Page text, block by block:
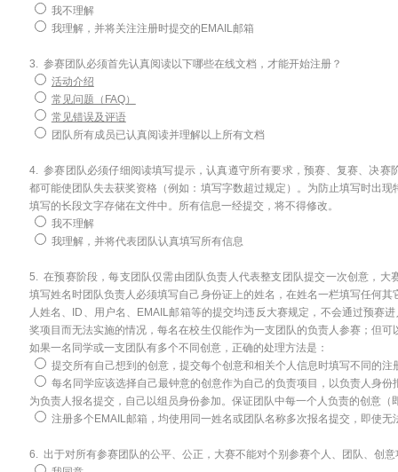
我不理解
我理解，并将关注注册时提交的EMAIL邮箱
3. 参赛团队必须首先认真阅读以下哪些在线文档，才能开始注册？
活动介绍
常见问题（FAQ）
常见错误及评语
团队所有成员已认真阅读并理解以上所有文档
4. 参赛团队必须仔细阅读填写提示，认真遵守所有要求，预赛、复赛、决赛
都可能使团队失去获奖资格（例如：填写字数超过规定）。为防止填写时出
填写的长段文字存储在文件中。所有信息一经提交，将不得修改。
我不理解
我理解，并将代表团队认真填写所有信息
5. 在预赛阶段，每支团队仅需由团队负责人代表整支团队提交一次创意，大
填写姓名时团队负责人必须填写自己身份证上的姓名，在姓名一栏填写任何
人姓名、ID、用户名、EMAIL邮箱等的提交均违反大赛规定，不会通过预赛
奖项目而无法实施的情况，每名在校生仅能作为一支团队的负责人参赛；但
如果一名同学或一支团队有多个不同创意，正确的处理方法是：
提交所有自己想到的创意，提交每个创意和相关个人信息时填写不同的注
每名同学应该选择自己最钟意的创意作为自己的负责项目，以负责人身份
为负责人报名提交，自己以组员身份参加。保证团队中每一个人负责的创意（
注册多个EMAIL邮箱，均使用同一姓名或团队名称多次报名提交，即使无
6. 出于对所有参赛团队的公平、公正，大赛不能对个别参赛个人、团队、创